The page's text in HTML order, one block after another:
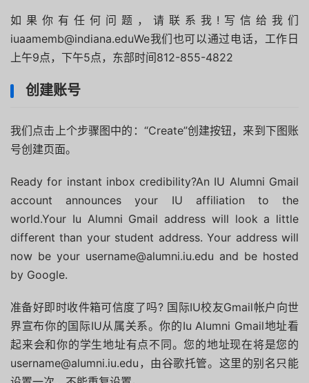
如果你有任何问题，请联系我! 写信给我们
iuaamemb@indiana.eduWe我们也可以通过电话，工作日
上午9点，下午5点，东部时间812-855-4822
创建账号
我们点击上个步骤图中的：“Create”创建按钮，来到下图账
号创建页面。
Ready for instant inbox credibility?An IU Alumni Gmail
account announces your IU affiliation to the
world.Your Iu Alumni Gmail address will look a little
different than your student address. Your address will
now be your username@alumni.iu.edu and be hosted
by Google.
准备好即时收件箱可信度了吗? 国际IU校友Gmail帐户向世
界宣布你的国际IU从属关系。你的Iu Alumni Gmail地址看
起来会和你的学生地址有点不同。您的地址现在将是您的
username@alumni.iu.edu，由谷歌托管。这里的别名只能